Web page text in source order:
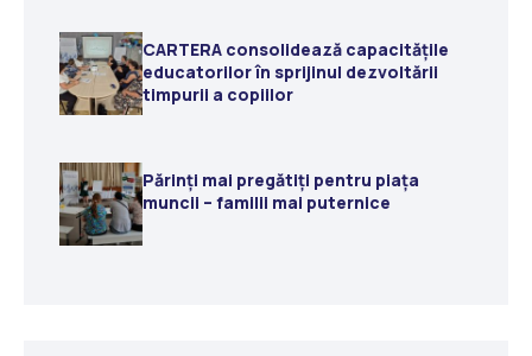
CARTERA consolidează capacitățile
educatorilor în sprijinul dezvoltării
timpurii a copiilor
Părinți mai pregătiți pentru piața
muncii – familii mai puternice